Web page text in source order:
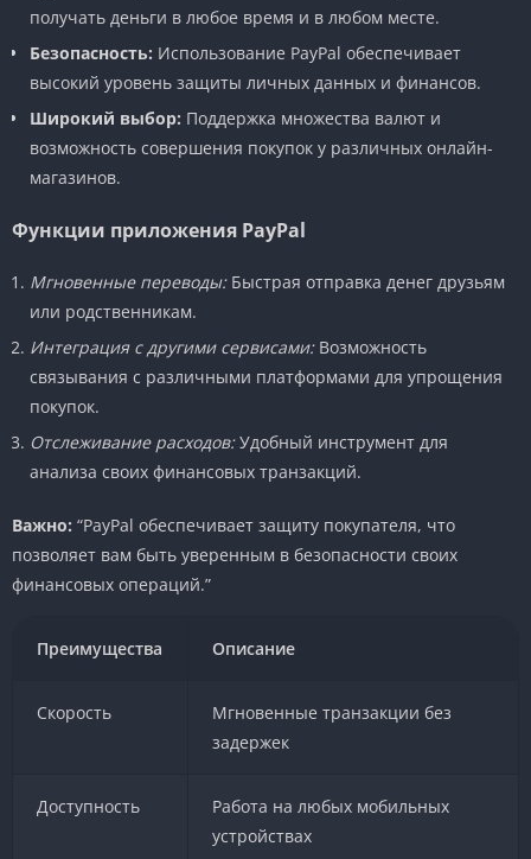
получать деньги в любое время и в любом месте.
Безопасность: Использование PayPal обеспечивает
высокий уровень защиты личных данных и финансов.
Широкий выбор: Поддержка множества валют и
возможность совершения покупок у различных онлайн-
магазинов.
Функции приложения PayPal
Мгновенные переводы:Быстрая отправка денег друзьям
или родственникам.
Интеграция с другими сервисами:Возможность
связывания с различными платформами для упрощения
покупок.
Отслеживание расходов:Удобный инструмент для
анализа своих финансовых транзакций.
Важно: “PayPal обеспечивает защиту покупателя, что
позволяет вам быть уверенным в безопасности своих
финансовых операций.”
Преимущества Описание
Скорость
Мгновенные транзакции без
задержек
Доступность
Работа на любых мобильных
устройствах